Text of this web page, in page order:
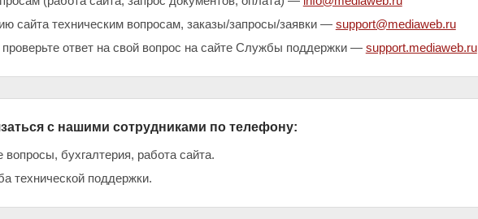
сайта техническим вопросам, заказы/запросы/заявки — support@mediaweb.ru
ответ на свой вопрос на сайте Службы поддержки — support.mediaweb.ru
с нашими сотрудниками по телефону:
бухгалтерия, работа сайта.
технической поддержки.